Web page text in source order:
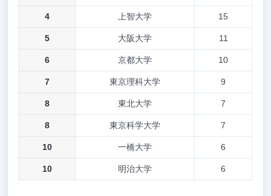
4 上智大学 15
5 大阪大学 11
6 京都大学 10
7 東京理科大学 9
8 東北大学 7
8 東京科学大学 7
10 一橋大学 6
10 明治大学 6